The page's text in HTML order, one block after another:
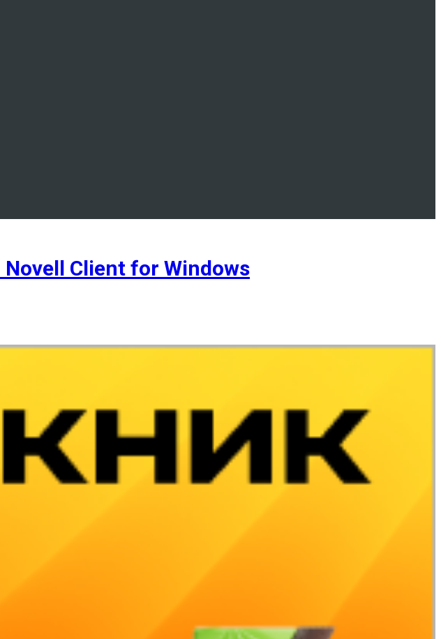
Client for Windows